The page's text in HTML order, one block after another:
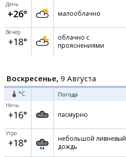
День
+26° малооблачно
Вечер
+18°
облачно с
прояснениями
Воскресенье, 9 Августа
°C Погода
Ночь
+16° пасмурно
Утро
+18°
небольшой ливневый
дождь